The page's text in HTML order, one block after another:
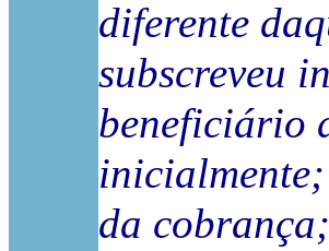
diferente
subscreveu
beneficiário
da